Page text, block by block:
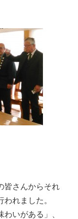
皆さんからそれ
れました。
いがある」、